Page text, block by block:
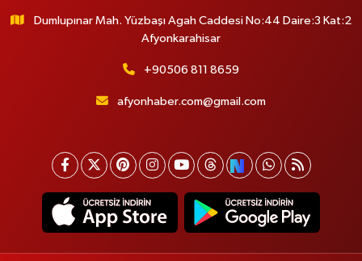
Dumlupınar Mah. Yüzbaşı Agah Caddesi No:44 Daire:3 Kat:2
Afyonkarahisar
+90506 811 8659
afyonhaber.com@gmail.com